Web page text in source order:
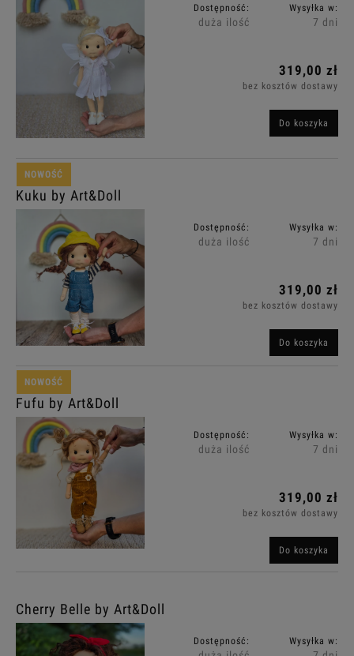
Dostępność:
duża ilość
Wysyłka w:
7 dni
319,00 zł
bez kosztów dostawy
Do koszyka
Kuku by Art&Doll
Dostępność:
duża ilość
Wysyłka w:
7 dni
319,00 zł
bez kosztów dostawy
Do koszyka
NOWOŚĆ
Fufu by Art&Doll
Dostępność:
duża ilość
Wysyłka w:
7 dni
319,00 zł
bez kosztów dostawy
Do koszyka
NOWOŚĆ
Cherry Belle by Art&Doll
Dostępność: Wysyłka w: